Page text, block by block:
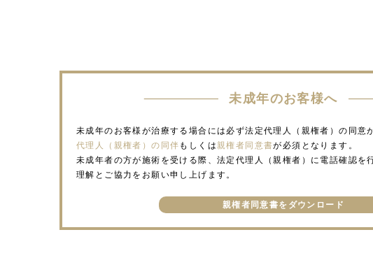
未成年のお客様へ
未成年のお客様が治療する場合には必ず法定代理人（親権者）の同意
代理人（親権者）の同伴 もしくは親権者同意書が必須となります。
未成年者の方が施術を受ける際、法定代理人（親権者）に電話確認を
理解とご協力をお願い申し上げます。
親権者同意書をダウンロード